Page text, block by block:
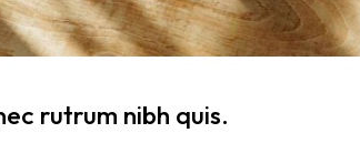
rutrum nibh quis.